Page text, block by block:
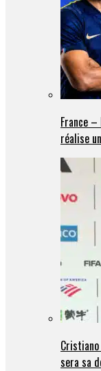
France
réalise
sera sa